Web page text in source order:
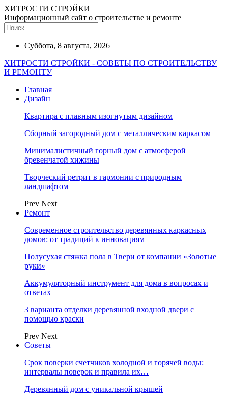
ХИТРОСТИ СТРОЙКИ
Информационный сайт о строительстве и ремонте
Суббота, 8 августа, 2026
ХИТРОСТИ СТРОЙКИ - СОВЕТЫ ПО СТРОИТЕЛЬСТВУ
И РЕМОНТУ
Главная
Дизайн
Квартира с плавным изогнутым дизайном
Сборный загородный дом с металлическим каркасом
Минималистичный горный дом с атмосферой
бревенчатой хижины
Творческий ретрит в гармонии с природным
ландшафтом
Prev Next
Ремонт
Современное строительство деревянных каркасных
домов: от традиций к инновациям
Полусухая стяжка пола в Твери от компании «Золотые
руки»
Аккумуляторный инструмент для дома в вопросах и
ответах
3 варианта отделки деревянной входной двери с
помощью краски
Prev Next
Советы
Срок поверки счетчиков холодной и горячей воды:
интервалы поверок и правила их…
Деревянный дом с уникальной крышей